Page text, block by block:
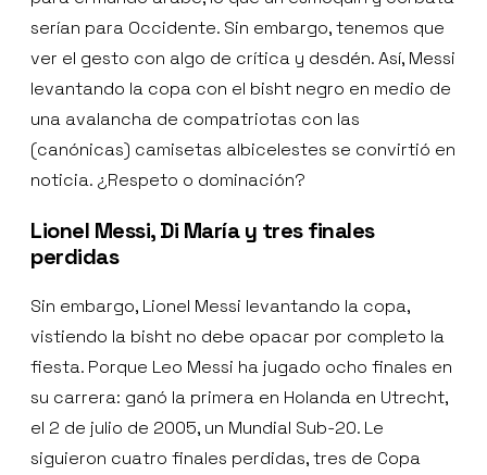
serían para Occidente. Sin embargo, tenemos que
ver el gesto con algo de crítica y desdén. Así, Messi
levantando la copa con el bisht negro en medio de
una avalancha de compatriotas con las
(canónicas) camisetas albicelestes se convirtió en
noticia. ¿Respeto o dominación?
Lionel Messi, Di María y tres finales
perdidas
Sin embargo, Lionel Messi levantando la copa,
vistiendo la bisht no debe opacar por completo la
fiesta. Porque Leo Messi ha jugado ocho finales en
su carrera: ganó la primera en Holanda en Utrecht,
el 2 de julio de 2005, un Mundial Sub-20. Le
siguieron cuatro finales perdidas, tres de Copa